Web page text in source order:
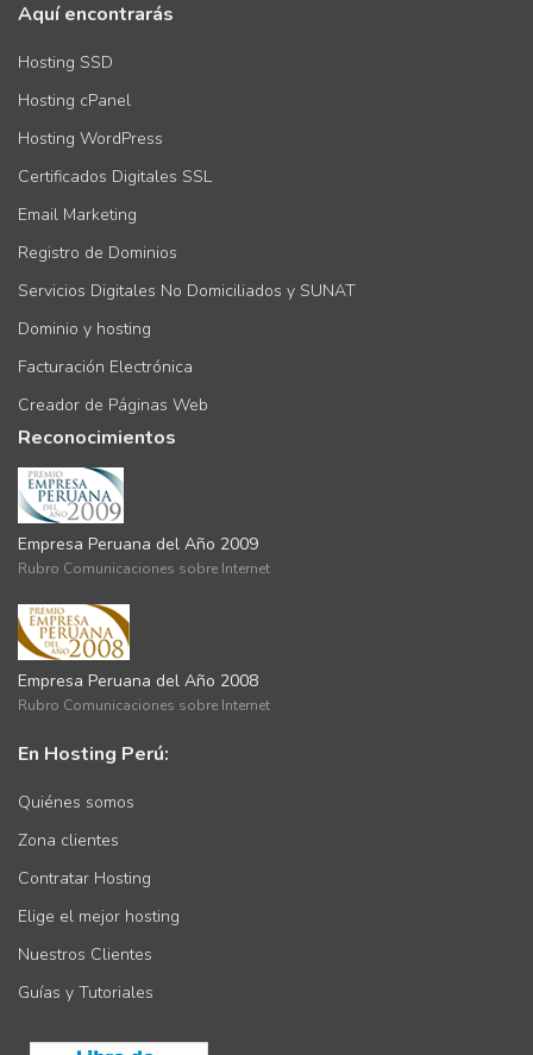
Aquí encontrarás
Hosting SSD
Hosting cPanel
Hosting WordPress
Certificados Digitales SSL
Email Marketing
Registro de Dominios
Servicios Digitales No Domiciliados y SUNAT
Dominio y hosting
Facturación Electrónica
Creador de Páginas Web
Reconocimientos
Empresa Peruana del Año 2009
Rubro Comunicaciones sobre Internet
Empresa Peruana del Año 2008
Rubro Comunicaciones sobre Internet
En Hosting Perú:
Quiénes somos
Zona clientes
Contratar Hosting
Elige el mejor hosting
Nuestros Clientes
Guías y Tutoriales